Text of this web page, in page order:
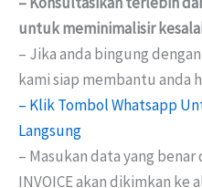
untuk meminimalisir
– Jika anda bingung
kami siap membantu anda
– Klik Tombol Whatsapp
Langsung
– Masukan data yang
INVOICE akan dikimkan ke